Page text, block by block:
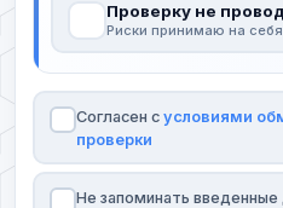
Проверку не
Риски принимаю на себя
Согласен с условиями
проверки
Не запоминать введенные